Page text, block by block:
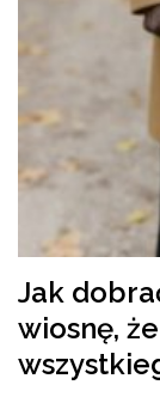
Jak
wiosnę,